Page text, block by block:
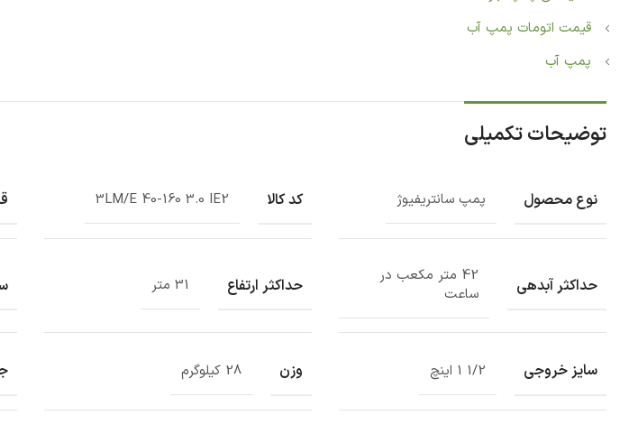
قیمت اتومات پمپ آب
پمپ آب
توضیحات تکمیلی
نوع محصول پمپ سانتریفیوژ کد کالا 3LM/E 40-160 3.0 IE2
حداکثر آبدهی
42 متر مکعب در
ساعت
حداکثر ارتفاع 31 متر
سایز خروجی 1/2 1 اینچ وزن 28 کیلوگرم